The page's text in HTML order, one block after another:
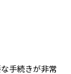
ント
手続きが非常